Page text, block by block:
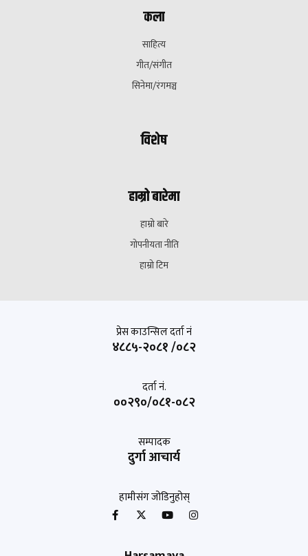
कला
साहित्य
गीत/संगीत
सिनेमा/रंगमञ्च
विशेष
हाम्रो बारेमा
हाम्रो बारे
गोपनीयता नीति
हाम्रो टिम
प्रेस काउन्सिल दर्ता नं
४८८५-२०८१ /०८२
दर्ता नं.
००२९०/०८१-०८२
सम्पादक
दुर्गा आचार्य
हामीसंग जोडिनुहोस्